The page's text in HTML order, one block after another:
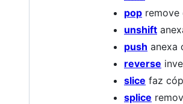
pop remove
unshift
push anexa
reverse
slice faz
splice